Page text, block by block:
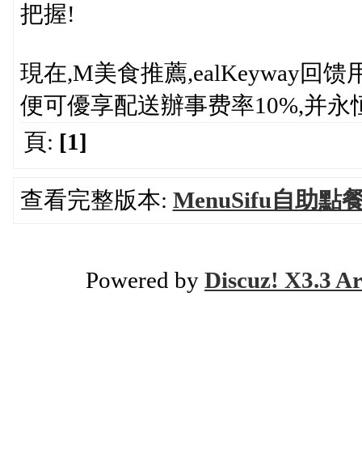
把握!
現在,M美食推薦,ealKeyway回馈
便可優享配送辦事费率10%,并
頁: [1]
查看完整版本: MenuSifu自助點
Powered by Discuz! X3.3